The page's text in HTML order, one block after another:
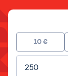
10 €
Montant libre